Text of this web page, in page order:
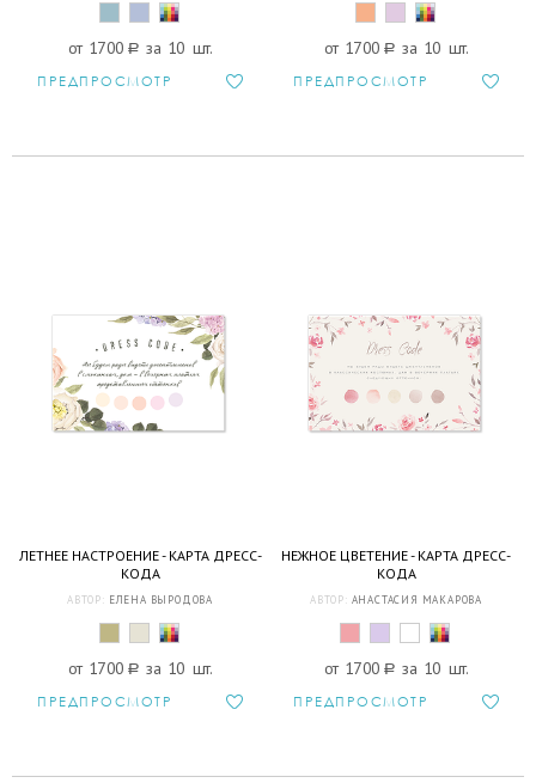
от 1700 a за 10 шт.
ПРЕДПРОСМОТР
от 1700 a за 10 шт.
ПРЕДПРОСМОТР
ЛЕТНЕЕ НАСТРОЕНИЕ - КАРТА ДРЕСС-
КОДА
АВТОР: ЕЛЕНА ВЫРОДОВА
от 1700 a за 10 шт.
ПРЕДПРОСМОТР
НЕЖНОЕ ЦВЕТЕНИЕ - КАРТА ДРЕСС-
КОДА
АВТОР: АНАСТАСИЯ МАКАРОВА
от 1700 a за 10 шт.
ПРЕДПРОСМОТР